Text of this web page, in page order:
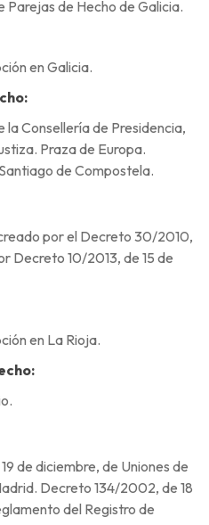
Parejas de Hecho de Galicia.
en Galicia.
la Consellería de Presidencia,
Praza de Europa.
de Compostela.
por el Decreto 30/2010,
Decreto 10/2013, de 15 de
en La Rioja.
de diciembre, de Uniones de
Decreto 134/2002, de 18
del Registro de